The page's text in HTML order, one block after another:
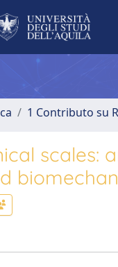
1 Contributo su
scales: